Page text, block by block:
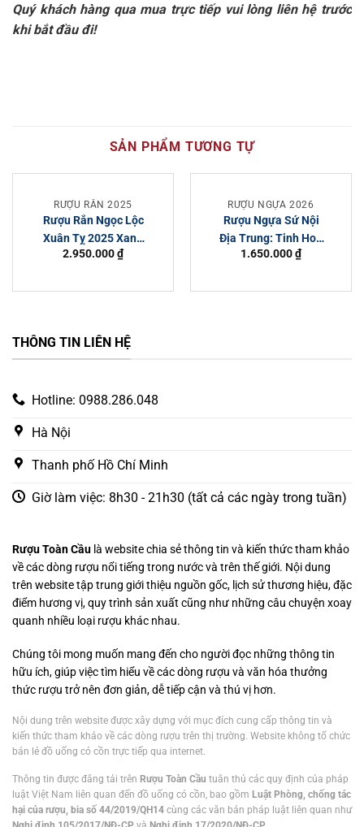
Quý khách hàng qua mua trực tiếp vui lòng liên hệ trước
khi bắt đầu đi!
SẢN PHẨM TƯƠNG TỰ
RƯỢU RẮN 2025
Rượu Rắn Ngọc Lộc
Xuân Tỵ 2025 Xanh
Và Vàng
2.950.000₫
RƯỢU NGỰA 2026
Rượu Ngựa Sứ Nội
Địa Trung: Tinh Hoa
Nghệ Thuật, Giá Trị
Nghiệm Độc Đáo
1.650.000₫
THÔNG TIN LIÊN HỆ
Hotline: 0988.286.048
Hà Nội
Thanh phố Hồ Chí Minh
Giờ làm việc: 8h30 - 21h30 (tất cả các ngày trong tuần)
Rượu Toàn Cầu là website chia sẻ thông tin và kiến thức tham khảo
về các dòng rượu nổi tiếng trong nước và trên thế giới. Nội dung
trên website tập trung giới thiệu nguồn gốc, lịch sử thương hiệu, đặc
điểm hương vị, quy trình sản xuất cũng như những câu chuyện xoay
quanh nhiều loại rượu khác nhau.
Chúng tôi mong muốn mang đến cho người đọc những thông tin
hữu ích, giúp việc tìm hiểu về các dòng rượu và văn hóa thưởng
thức rượu trở nên đơn giản, dễ tiếp cận và thú vị hơn.
Nội dung trên website được xây dựng với mục đích cung cấp thông tin và
kiến thức tham khảo về các dòng rượu trên thị trường. Website không tổ chức
bán lẻ đồ uống có cồn trực tiếp qua internet.
Thông tin được đăng tải trên Rượu Toàn Cầu tuân thủ các quy định của pháp
luật Việt Nam liên quan đến đồ uống có cồn, bao gồm Luật Phòng, chống tác
hại của rượu, bia số 44/2019/QH14 cùng các văn bản pháp luật liên quan như